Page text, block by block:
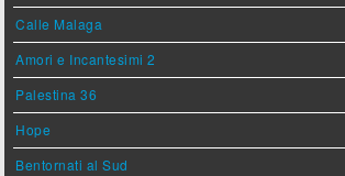
Calle Malaga
Amori e Incantesimi 2
Palestina 36
Hope
Bentornati al Sud